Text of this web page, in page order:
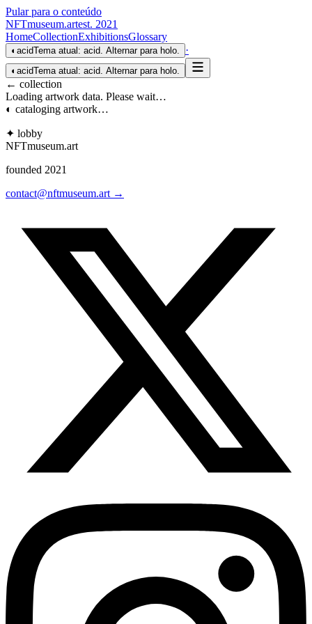
Pular para o conteúdo
NFTmuseum.artest. 2021
HomeCollectionExhibitionsGlossary
◐ acidTema atual: acid. Alternar para holo. ·
◐ acidTema atual: acid. Alternar para holo.
← collection
Loading artwork data. Please wait…
◐ cataloging artwork…
✦ lobby
NFTmuseum.art
founded 2021
contact@nftmuseum.art →